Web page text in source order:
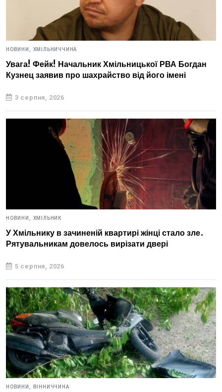
НОВИНИ, ХМІЛЬНИЧЧИНА
Увага! Фейк! Начальник Хмільницької РВА Богдан
Кузнец заявив про шахрайство від його імені
3 серпня, 2026
НОВИНИ, ХМІЛЬНИК
У Хмільнику в зачиненій квартирі жінці стало зле.
Рятувальникам довелось вирізати двері
5 серпня, 2026
НОВИНИ, ВІННИЧЧИНА